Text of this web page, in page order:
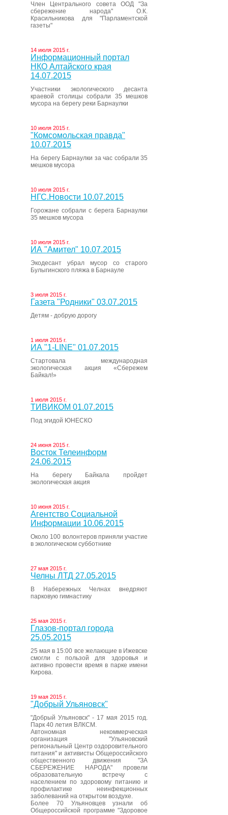
Член Центрального совета ООД "За
сбережение народа" О.К.
Красильникова для "Парламентской
газеты"
14 июля 2015 г.
Информационный портал
НКО Алтайского края
14.07.2015
Участники экологического десанта
краевой столицы собрали 35 мешков
мусора на берегу реки Барнаулки
10 июля 2015 г.
"Комсомольская правда"
10.07.2015
На берегу Барнаулки за час собрали 35
мешков мусора
10 июля 2015 г.
НГС.Новости 10.07.2015
Горожане собрали с берега Барнаулки
35 мешков мусора
10 июля 2015 г.
ИА "Амител" 10.07.2015
Экодесант убрал мусор со старого
Булыгинского пляжа в Барнауле
3 июля 2015 г.
Газета "Родники" 03.07.2015
Детям - добрую дорогу
1 июля 2015 г.
ИА "1-LINE" 01.07.2015
Стартовала международная
экологическая акция «Сбережем
Байкал!»
1 июля 2015 г.
ТИВИКОМ 01.07.2015
Под эгидой ЮНЕСКО
24 июня 2015 г.
Восток Телеинформ
24.06.2015
На берегу Байкала пройдет
экологическая акция
10 июня 2015 г.
Агентство Социальной
Информации 10.06.2015
Около 100 волонтеров приняли участие
в экологическом субботнике
27 мая 2015 г.
Челны ЛТД 27.05.2015
В Набережных Челнах внедряют
парковую гимнастику
25 мая 2015 г.
Глазов-портал города
25.05.2015
25 мая в 15:00 все желающие в Ижевске
смогли с пользой для здоровья и
активно провести время в парке имени
Кирова.
19 мая 2015 г.
"Добрый Ульяновск"
"Добрый Ульяновск" - 17 мая 2015 год.
Парк 40 летия ВЛКСМ.
Автономная некоммерческая
организация "Ульяновский
региональный Центр оздоровительного
питания" и активисты Общероссийского
общественного движения "ЗА
СБЕРЕЖЕНИЕ НАРОДА" провели
образовательную встречу с
населением по здоровому питанию и
профилактике неинфекционных
заболеваний на открытом воздухе.
Более 70 Ульяновцев узнали об
Общероссийской программе "Здоровое